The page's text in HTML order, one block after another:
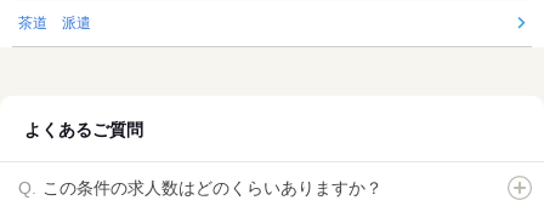
茶道 派遣
よくあるご質問
この条件の求人数はどのくらいありますか？